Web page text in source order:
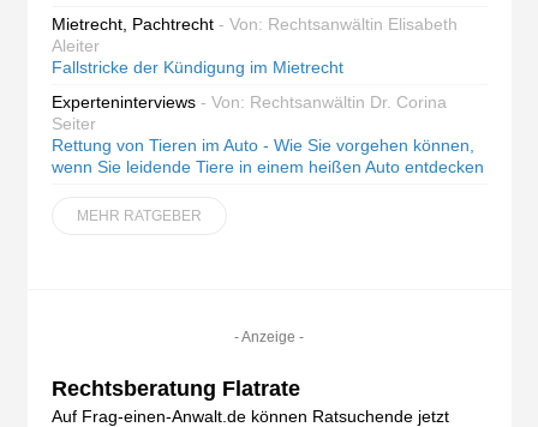
Mietrecht, Pachtrecht - Von: Rechtsanwältin Elisabeth
Aleiter
Fallstricke der Kündigung im Mietrecht
Experteninterviews - Von: Rechtsanwältin Dr. Corina
Seiter
Rettung von Tieren im Auto - Wie Sie vorgehen können,
wenn Sie leidende Tiere in einem heißen Auto entdecken
MEHR RATGEBER
- Anzeige -
Rechtsberatung Flatrate
Auf Frag-einen-Anwalt.de können Ratsuchende jetzt